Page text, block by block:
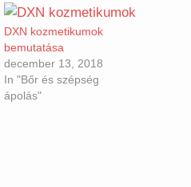
DXN kozmetikumok
bemutatása
december 13, 2018
In "Bőr és szépség
ápolás"